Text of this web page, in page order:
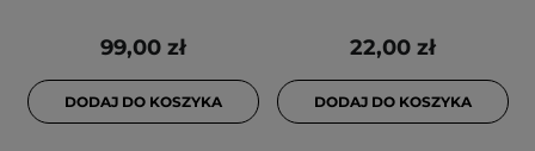
99,00 zł
DODAJ DO KOSZYKA
22,00 zł
DODAJ DO KOSZYKA